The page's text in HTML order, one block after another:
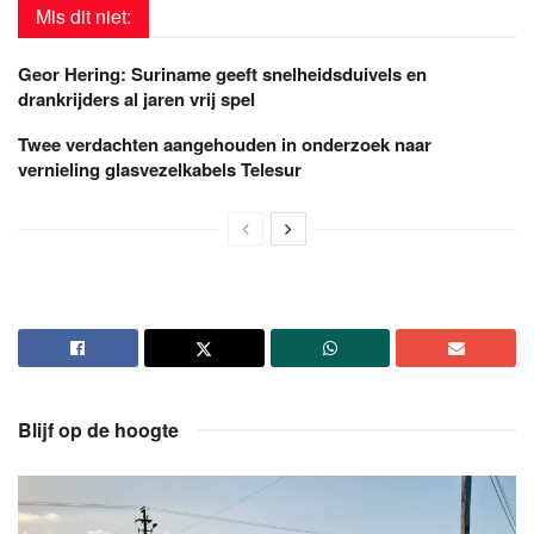
Mis dit niet:
Geor Hering: Suriname geeft snelheidsduivels en
drankrijders al jaren vrij spel
Twee verdachten aangehouden in onderzoek naar
vernieling glasvezelkabels Telesur
Blijf op de hoogte